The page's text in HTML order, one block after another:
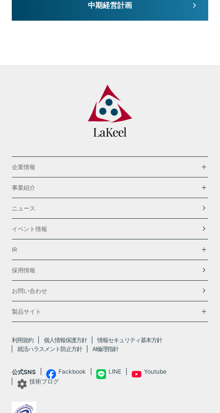
中期経営計画
企業情報
事業紹介
ニュース
イベント情報
IR
採用情報
お問い合わせ
製品サイト
利用規約 個人情報保護方針
情報セキュリティ基本方針
就活ハラスメント防止方針
AI倫理指針
公式SNS Fackbook LINE
Youtube
技術ブログ